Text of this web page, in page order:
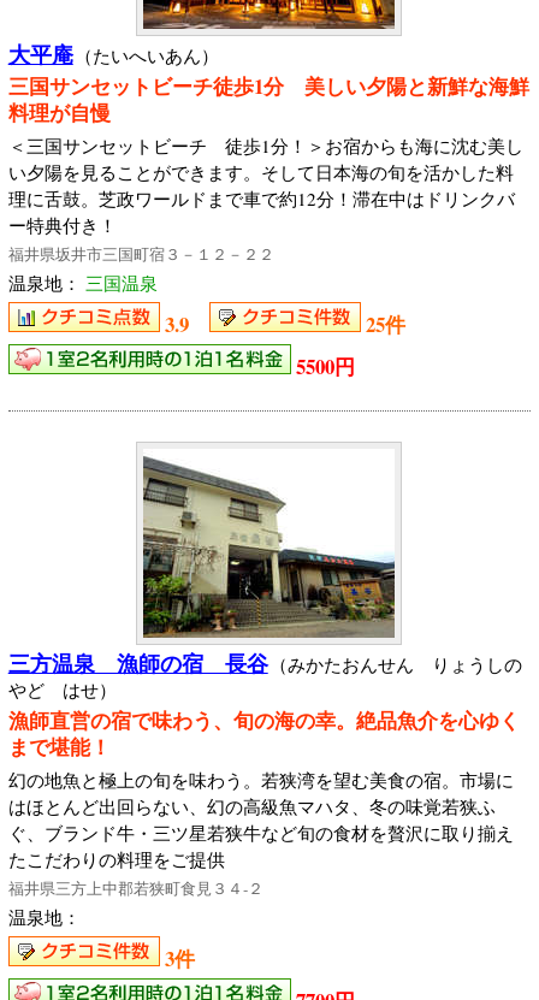
大平庵 （たいへいあん）
三国サンセットビーチ徒歩1分 美しい夕陽と新鮮な海鮮
料理が自慢
＜三国サンセットビーチ 徒歩1分！＞お宿からも海に沈む美し
い夕陽を見ることができます。そして日本海の旬を活かした料
理に舌鼓。芝政ワールドまで車で約12分！滞在中はドリンクバ
ー特典付き！
福井県坂井市三国町宿３－１２－２２
温泉地： 三国温泉
3.9
25件
5500円
三方温泉 漁師の宿 長谷（みかたおんせん りょうしの
やど はせ）
漁師直営の宿で味わう、旬の海の幸。絶品魚介を心ゆく
まで堪能！
幻の地魚と極上の旬を味わう。若狭湾を望む美食の宿。市場に
はほとんど出回らない、幻の高級魚マハタ、冬の味覚若狭ふ
ぐ、ブランド牛・三ツ星若狭牛など旬の食材を贅沢に取り揃え
たこだわりの料理をご提供
福井県三方上中郡若狭町食見３４‐２
温泉地：
3件